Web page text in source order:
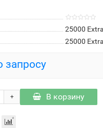
25000
25000
запросу
+ В корзину